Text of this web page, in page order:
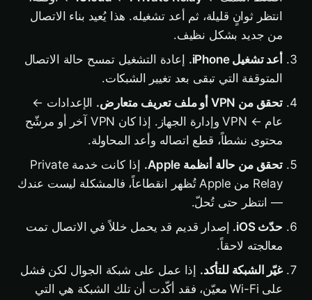
انتظر ثوانٍ قليلة، ثم أعد تشغيله. هذا يُعيد بناء الاتصال
من جديد بشكل نظيف.
أعد تشغيل iPhone.
إعادة التشغيل تمسح حالة الاتصال
المتوقفة التي تبقى بعد تغيير الشبكات.
تحقق من VPN أو ملف تعريف متعارض.
الإعدادات ←
عام ← VPN وإدارة الجهاز. إذا كان VPN آخر أو مرشّح
محتوى نشطاً، قطع اتصاله وأعد المحاولة.
تحقق من حالة أنظمة Apple.
إذا كانت خدمة Private
Relay من Apple تُظهر انقطاعاً، فالمشكلة ليست عندك
— انتظر حتى تُحلّ.
حدّث iOS.
إصدار قديم قد يحمل خللاً في الاتصال تمت
معالجته لاحقاً.
غيّر الشبكة للتأكد. إذا عمل على شبكة الجوال لكن فشل
على Wi-Fi معيّن، فقد أكّدت أن تلك الشبكة هي التي